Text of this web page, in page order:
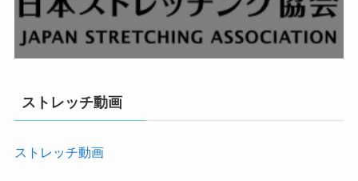
ストレッチ動画
ストレッチ動画